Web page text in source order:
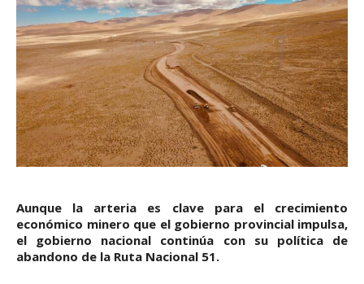
Aunque la arteria es clave para el crecimiento
económico minero que el gobierno provincial impulsa,
el gobierno nacional continúa con su política de
abandono de la Ruta Nacional 51.